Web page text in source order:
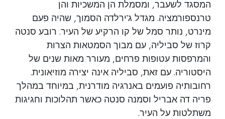
המסגד לשעבר, ומסמלת הן המשכיות והן
טרנספורמציה. מגדל ג'ירלדה הסמוך, שהיה פעם
מינרט, נותר סמל של קו הרקיע של העיר. רובע סנטה
קרוז של סביליה, עם מבוך הסמטאות הצרות
והמרפסות עטופות פרחים, מעורר מאות שנים של
היסטוריה. עם זאת, סביליה אינה יצירה מוזיאונית.
רחובותיה פועמים באנרגיה מודרנית, במיוחד במהלך
פריה דה אבריל וסמנה סנטה כאשר תהלוכות וחגיגות
משתלטות על העיר.